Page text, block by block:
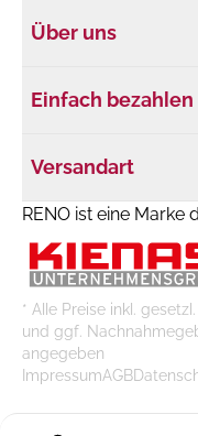
Über uns
Einfach bezahlen
Versandart
RENO ist eine
* Alle Preise inkl.
und ggf.
angegeben
ImpressumAGB